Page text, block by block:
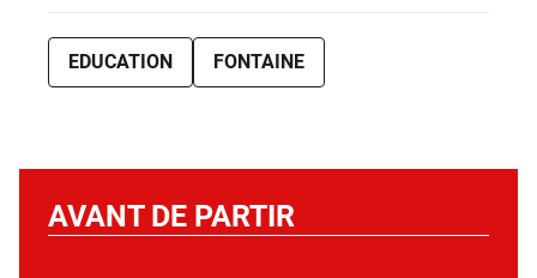
EDUCATION FONTAINE
AVANT DE PARTIR